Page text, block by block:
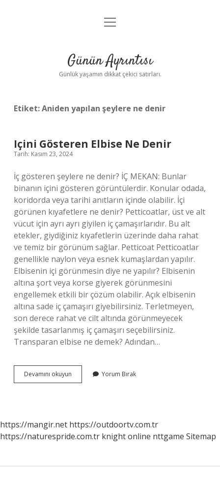
Anasayfa
Yasal Uyarı
menüyü
Günün Ayrıntısı
Günlük yaşamın dikkat çekici satırları.
Etiket:Aniden yapılan şeylere ne denir
Içini Gösteren Elbise Ne Denir
Tarih: Kasım 23, 2024
İç gösteren şeylere ne denir? İÇ MEKAN: Bunlar
binanın içini gösteren görüntülerdir. Konular odada,
koridorda veya tarihi anıtların içinde olabilir. İçi
görünen kıyafetlere ne denir? Petticoatlar, üst ve alt
vücut için ayrı ayrı giyilen iç çamaşırlarıdır. Bu alt
etekler, giydiğiniz kıyafetlerin üzerinde daha rahat
ve temiz bir görünüm sağlar. Petticoat Petticoatlar
genellikle naylon veya esnek kumaşlardan yapılır.
Elbisenin içi görünmesin diye ne yapılır? Elbisenin
altına şort veya korse giyerek görünmesini
engellemek etkili bir çözüm olabilir. Açık elbisenin
altına sade iç çamaşırı giyebilirsiniz. Terletmeyen,
son derece rahat ve cilt altında görünmeyecek
şekilde tasarlanmış iç çamaşırı seçebilirsiniz.
Transparan elbise ne demek? Adından…
Devamını okuyun
Gösteren
Yorum Bırak
https://mangir.net https://outdoortv.com.tr
https://naturespride.com.tr knight online nttgame Sitemap